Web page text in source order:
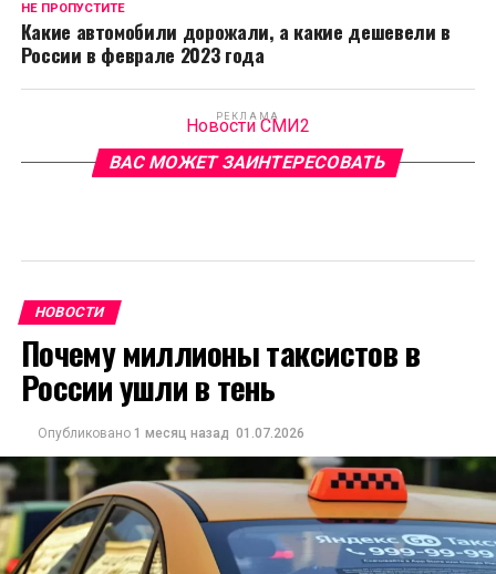
НЕ ПРОПУСТИТЕ
Какие автомобили дорожали, а какие дешевели в
России в феврале 2023 года
РЕКЛАМА
Новости СМИ2
ВАС МОЖЕТ ЗАИНТЕРЕСОВАТЬ
НОВОСТИ
Почему миллионы таксистов в
России ушли в тень
Опубликовано 1 месяц назад 01.07.2026